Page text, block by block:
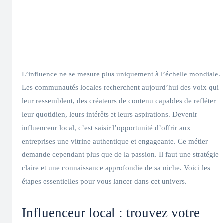
L’influence ne se mesure plus uniquement à l’échelle mondiale.
Les communautés locales recherchent aujourd’hui des voix qui
leur ressemblent, des créateurs de contenu capables de refléter
leur quotidien, leurs intérêts et leurs aspirations. Devenir
influenceur local, c’est saisir l’opportunité d’offrir aux
entreprises une vitrine authentique et engageante. Ce métier
demande cependant plus que de la passion. Il faut une stratégie
claire et une connaissance approfondie de sa niche. Voici les
étapes essentielles pour vous lancer dans cet univers.
Influenceur local : trouvez votre